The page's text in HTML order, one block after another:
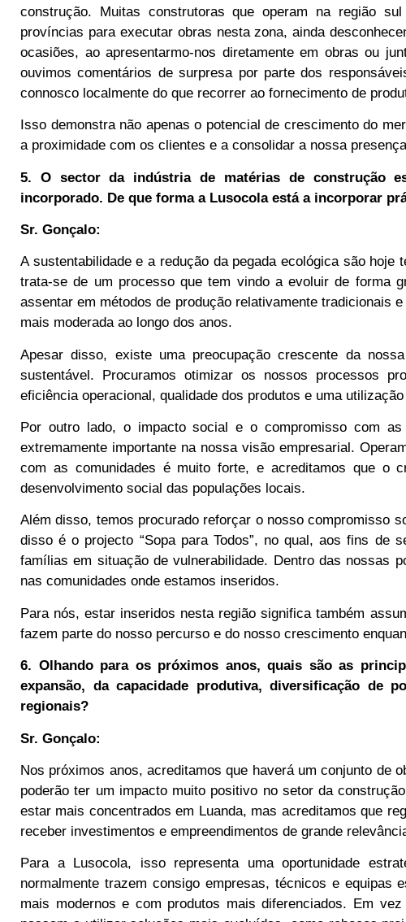
construção. Muitas construtoras que operam na região
províncias para executar obras nesta zona, ainda
ocasiões, ao apresentarmo-nos diretamente em obras ou
ouvimos comentários de surpresa por parte dos
connosco localmente do que recorrer ao fornecimento de
Isso demonstra não apenas o potencial de crescimento do
a proximidade com os clientes e a consolidar a nossa
5. O sector da indústria de matérias de construção
incorporado. De que forma a Lusocola está a incorporar
Sr. Gonçalo:
A sustentabilidade e a redução da pegada ecológica são
trata-se de um processo que tem vindo a evoluir de forma
assentar em métodos de produção relativamente tradicionais
mais moderada ao longo dos anos.
Apesar disso, existe uma preocupação crescente da
sustentável. Procuramos otimizar os nossos processos
eficiência operacional, qualidade dos produtos e uma
Por outro lado, o impacto social e o compromisso com
extremamente importante na nossa visão empresarial.
com as comunidades é muito forte, e acreditamos que o
desenvolvimento social das populações locais.
Além disso, temos procurado reforçar o nosso compromisso
disso é o projecto “Sopa para Todos”, no qual, aos fins de
famílias em situação de vulnerabilidade. Dentro das nossas
nas comunidades onde estamos inseridos.
Para nós, estar inseridos nesta região significa também
fazem parte do nosso percurso e do nosso crescimento
6. Olhando para os próximos anos, quais são as
expansão, da capacidade produtiva, diversificação de
regionais?
Sr. Gonçalo:
Nos próximos anos, acreditamos que haverá um conjunto de
poderão ter um impacto muito positivo no setor da
estar mais concentrados em Luanda, mas acreditamos que
receber investimentos e empreendimentos de grande
Para a Lusocola, isso representa uma oportunidade
normalmente trazem consigo empresas, técnicos e equipas
mais modernos e com produtos mais diferenciados. Em